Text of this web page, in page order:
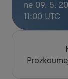
ne 09. 5.
11:00 UTC